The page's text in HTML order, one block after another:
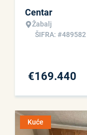
Centar
Žabalj
ŠIFRA: #489582
€169.440
Kuće